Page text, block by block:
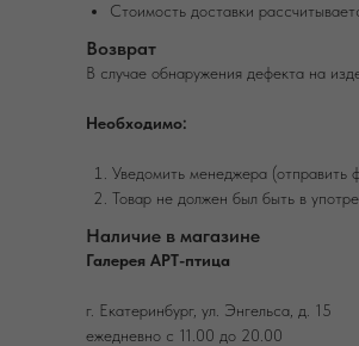
Стоимость доставки
Возврат
В случае обнаружения дефекта на
Необходимо:
Уведомить менеджера (отправить
Товар не должен был быть в
Наличие в магазине
Галерея АРТ-птица
г. Екатеринбург, ул. Энгельса, д. 15
ежедневно с 11.00 до 20.00